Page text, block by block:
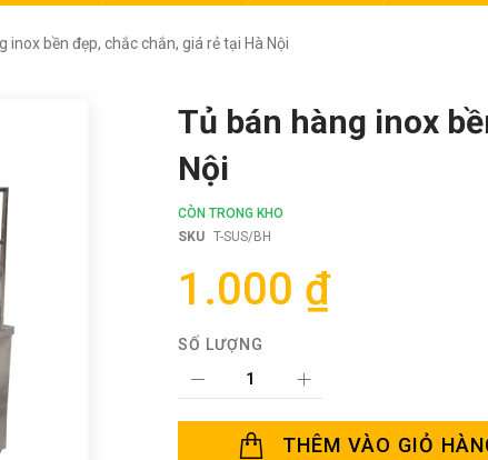
inox bền đẹp, chắc chắn, giá rẻ tại Hà Nội
Tủ bán hàng inox
Nội
CÒN TRONG KHO
SKU T-SUS/BH
1.000 ₫
SỐ LƯỢNG
THÊM VÀO GIỎ